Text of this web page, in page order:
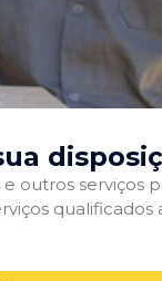
outros serviços
qualificados